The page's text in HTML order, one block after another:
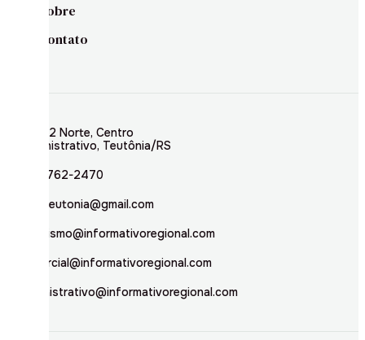
Sobre
Contato
Rua 02 Norte, Centro
Administrativo, Teutônia/RS
(51) 3762-2470
inforteutonia@gmail.com
jornalismo@informativoregional.com
comercial@informativoregional.com
administrativo@informativoregional.com